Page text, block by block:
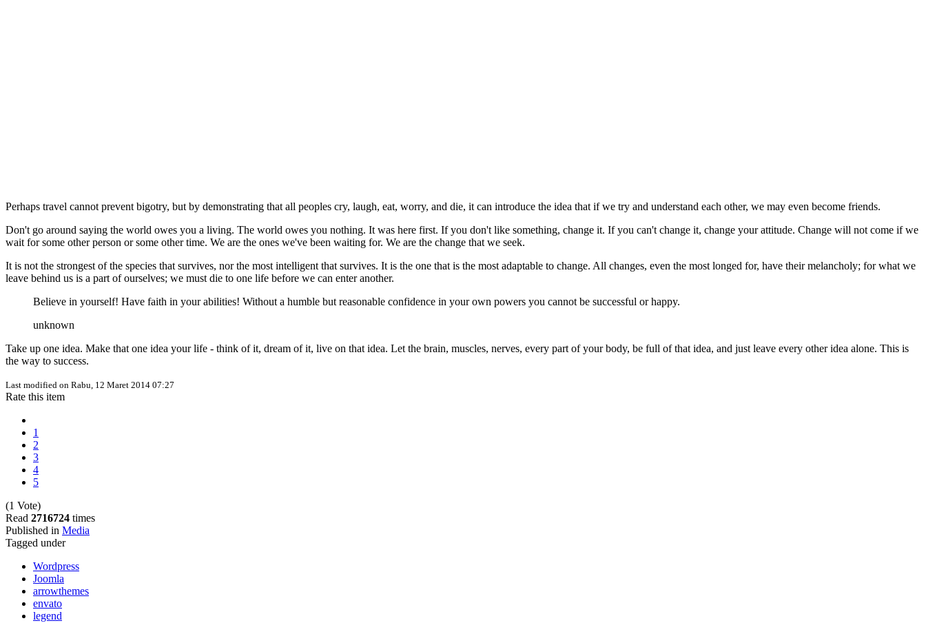
Perhaps travel cannot prevent bigotry, but by demonstrating that all peoples cry, laugh, eat, worry, and die, it can introduce the idea that if we try and understand each other, we may even become friends.
Don't go around saying the world owes you a living. The world owes you nothing. It was here first. If you don't like something, change it. If you can't change it, change your attitude. Change will not come if we
wait for some other person or some other time. We are the ones we've been waiting for. We are the change that we seek.
It is not the strongest of the species that survives, nor the most intelligent that survives. It is the one that is the most adaptable to change. All changes, even the most longed for, have their melancholy; for what we
leave behind us is a part of ourselves; we must die to one life before we can enter another.
Believe in yourself! Have faith in your abilities! Without a humble but reasonable confidence in your own powers you cannot be successful or happy.
unknown
Take up one idea. Make that one idea your life - think of it, dream of it, live on that idea. Let the brain, muscles, nerves, every part of your body, be full of that idea, and just leave every other idea alone. This is
the way to success.
Last modified on Rabu, 12 Maret 2014 07:27
Rate this item
1
2
3
4
5
(1 Vote)
Read 2716724 times
Published in Media
Tagged under
Wordpress
Joomla
arrowthemes
envato
legend